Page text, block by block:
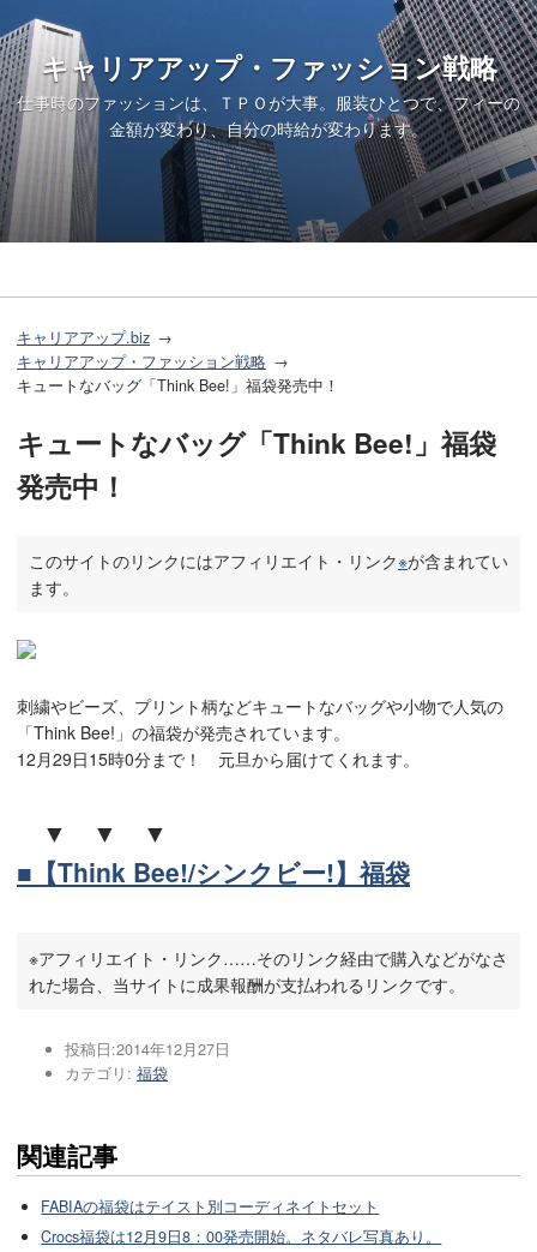
キャリアアップ・ファッション戦略
仕事時のファッションは、ＴＰＯが大事。服装ひとつで、フィーの
金額が変わり、自分の時給が変わります。
キャリアアップ.biz
キャリアアップ・ファッション戦略
キュートなバッグ「Think Bee!」福袋発売中！
キュートなバッグ「Think Bee!」福袋
発売中！
このサイトのリンクにはアフィリエイト・リンク※が含まれてい
ます。
刺繍やビーズ、プリント柄などキュートなバッグや小物で人気の
「Think Bee!」の福袋が発売されています。
12月29日15時0分まで！ 元旦から届けてくれます。
▼ ▼ ▼
■【Think Bee!/シンクビー!】福袋
※アフィリエイト・リンク……そのリンク経由で購入などがなさ
れた場合、当サイトに成果報酬が支払われるリンクです。
投稿日:2014年12月27日
カテゴリ: 福袋
関連記事
FABIAの福袋はテイスト別コーディネイトセット
Crocs福袋は12月9日8：00発売開始。ネタバレ写真あり。